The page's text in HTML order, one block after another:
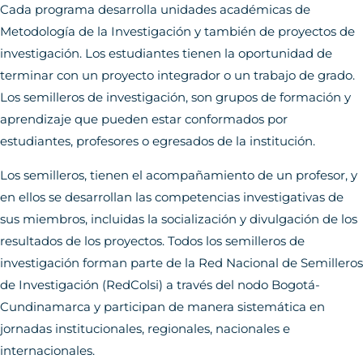
Cada programa desarrolla unidades académicas de
Metodología de la Investigación y también de proyectos de
investigación. Los estudiantes tienen la oportunidad de
terminar con un proyecto integrador o un trabajo de grado.
Los semilleros de investigación, son grupos de formación y
aprendizaje que pueden estar conformados por
estudiantes, profesores o egresados de la institución.
Los semilleros, tienen el acompañamiento de un profesor, y
en ellos se desarrollan las competencias investigativas de
sus miembros, incluidas la socialización y divulgación de los
resultados de los proyectos. Todos los semilleros de
investigación forman parte de la Red Nacional de Semilleros
de Investigación (RedColsi) a través del nodo Bogotá-
Cundinamarca y participan de manera sistemática en
jornadas institucionales, regionales, nacionales e
internacionales.